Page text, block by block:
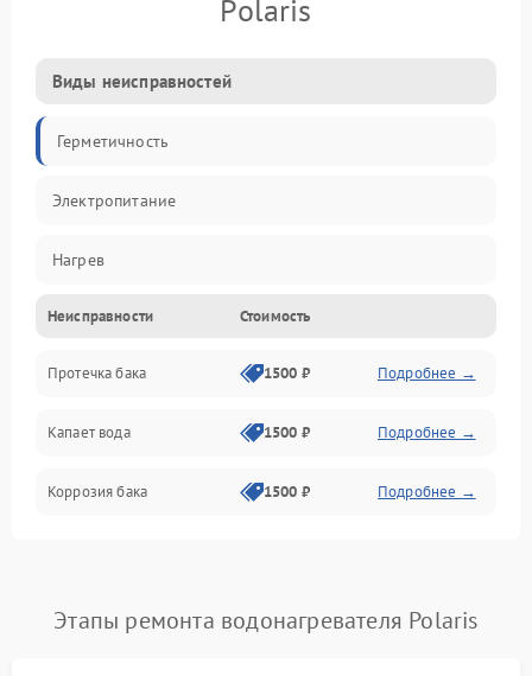
Polaris
Виды неисправностей
Герметичность
Электропитание
Нагрев
Датчики
Механика
Неисправности Стоимость
Протечка бака 1500 ₽ Подробнее →
Капает вода 1500 ₽ Подробнее →
Коррозия бака 1500 ₽ Подробнее →
Этапы ремонта водонагревателя Polaris